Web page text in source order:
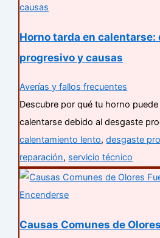
Horno tarda en calentarse:
progresivo y causas
Averías y fallos frecuentes
Descubre por qué tu horno
calentarse debido al desgaste
calentamiento lento,desgaste
reparación, servicio técnico
Causas Comunes de